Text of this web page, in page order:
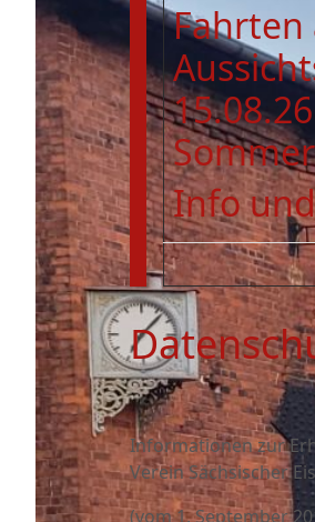
Fahrten
Info
Informationen zur
Verein Sächsischer
(vom 1. September